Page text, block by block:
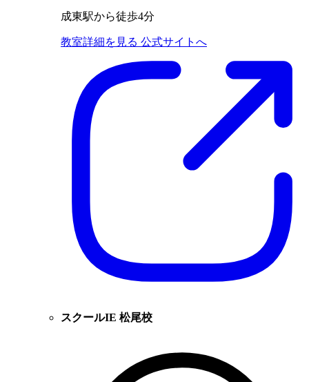
成東駅から徒歩4分
教室詳細を見る 公式サイトへ
スクールIE 松尾校